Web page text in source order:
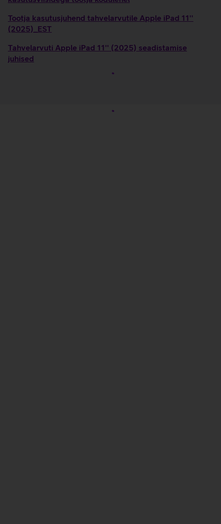
Tootja kasutusjuhend tahvelarvutile Apple iPad 11''
(2025)_EST
Tahvelarvuti Apple iPad 11'' (2025) seadistamise
juhised